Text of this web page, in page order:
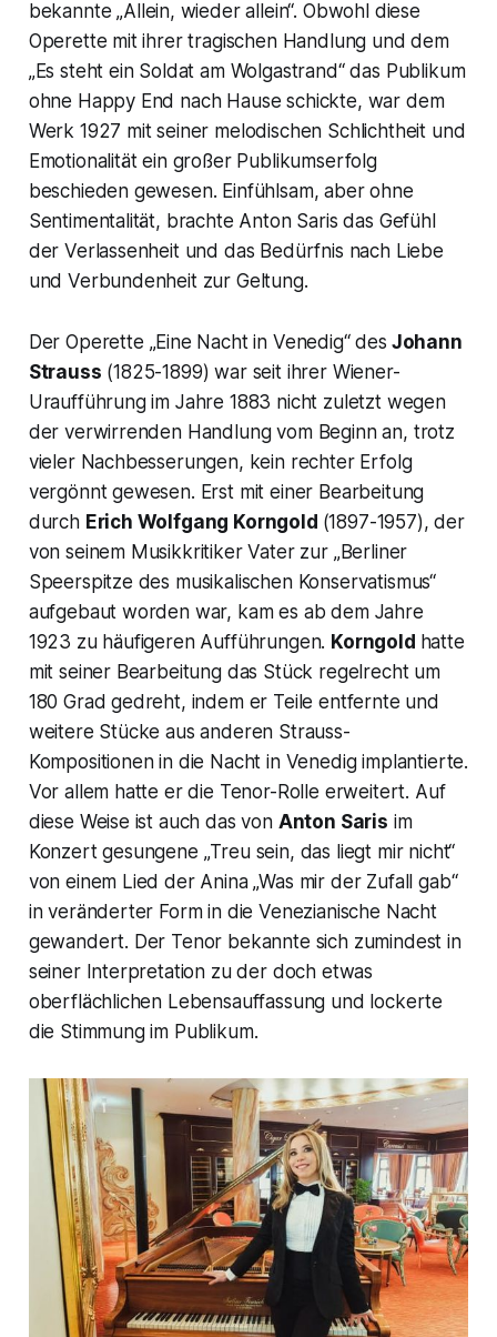
bekannte „Allein, wieder allein“. Obwohl diese
Operette mit ihrer tragischen Handlung und dem
„Es steht ein Soldat am Wolgastrand“das Publikum
ohne Happy End nach Hause schickte, war dem
Werk 1927 mit seiner melodischen Schlichtheit und
Emotionalität ein großer Publikumserfolg
beschieden gewesen. Einfühlsam, aber ohne
Sentimentalität, brachte Anton Saris das Gefühl
der Verlassenheit und das Bedürfnis nach Liebe
und Verbundenheit zur Geltung.
Der Operette „Eine Nacht in Venedig“ des Johann
Strauss (1825-1899) war seit ihrer Wiener-
Uraufführung im Jahre 1883 nicht zuletzt wegen
der verwirrenden Handlung vom Beginn an, trotz
vieler Nachbesserungen, kein rechter Erfolg
vergönnt gewesen. Erst mit einer Bearbeitung
durch Erich Wolfgang Korngold (1897-1957), der
von seinem Musikkritiker Vater zur „Berliner
Speerspitze des musikalischen Konservatismus“
aufgebaut worden war, kam es ab dem Jahre
1923 zu häufigeren Aufführungen. Korngold hatte
mit seiner Bearbeitung das Stück regelrecht um
180 Grad gedreht, indem er Teile entfernte und
weitere Stücke aus anderen Strauss-
Kompositionen in die Nacht in Venedig implantierte.
Vor allem hatte er die Tenor-Rolle erweitert. Auf
diese Weise ist auch das von Anton Saris im
Konzert gesungene „Treu sein, das liegt mir nicht“
von einem Lied der Anina „Was mir der Zufall gab“
in veränderter Form in die Venezianische Nacht
gewandert. Der Tenor bekannte sich zumindest in
seiner Interpretation zu der doch etwas
oberflächlichen Lebensauffassung und lockerte
die Stimmung im Publikum.